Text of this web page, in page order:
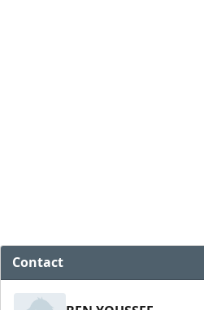
Contact